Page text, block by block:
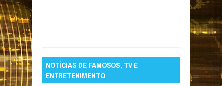
NOTÍCIAS DE FAMOSOS, TV E
ENTRETENIMENTO